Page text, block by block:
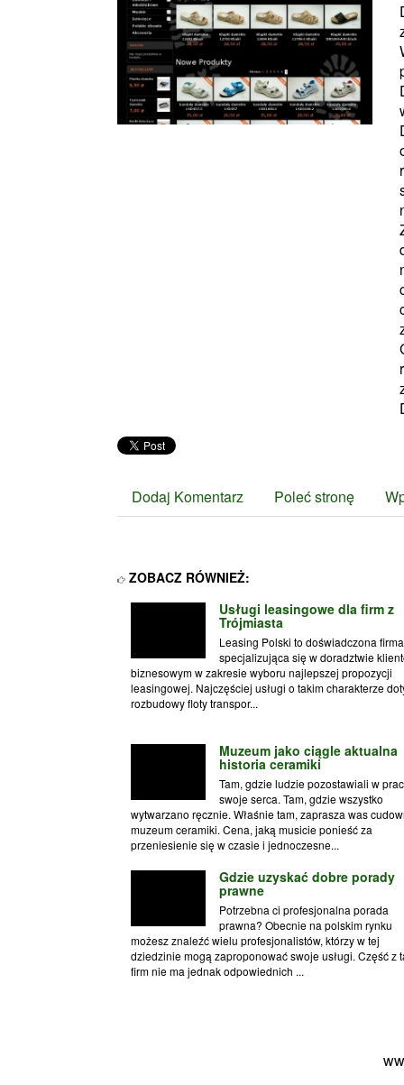
Dodaj Komentarz Poleć stronę
ZOBACZ RÓWNIEŻ:
Usługi leasingowe dla firm z
Trójmiasta
Leasing Polski to doświadczona firma
specjalizująca się w doradztwie
biznesowym w zakresie wyboru najlepszej propozycji
leasingowej. Najczęściej usługi o takim charakterze
rozbudowy floty transpor...
Muzeum jako ciągle aktualna
historia ceramiki
Tam, gdzie ludzie pozostawiali w
swoje serca. Tam, gdzie wszystko
wytwarzano ręcznie. Właśnie tam, zaprasza was
muzeum ceramiki. Cena, jaką musicie ponieść za
przeniesienie się w czasie i jednoczesne...
Gdzie uzyskać dobre porady
prawne
Potrzebna ci profesjonalna porada
prawna? Obecnie na polskim rynku
możesz znaleźć wielu profesjonalistów, którzy w tej
dziedzinie mogą zaproponować swoje usługi. Część z
firm nie ma jednak odpowiednich ...